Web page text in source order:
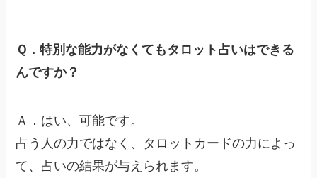
Ｑ．特別な能力がなくてもタロット占いはできる
んですか？
Ａ．はい、可能です。
占う人の力ではなく、タロットカードの力によっ
て、占いの結果が与えられます。